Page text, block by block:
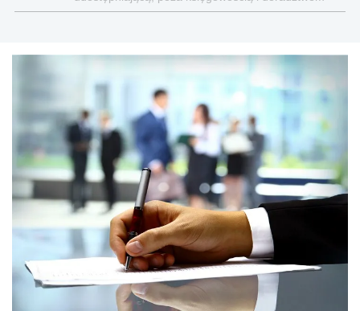
nowoczesne narzędzia informatyczne, niezbędne